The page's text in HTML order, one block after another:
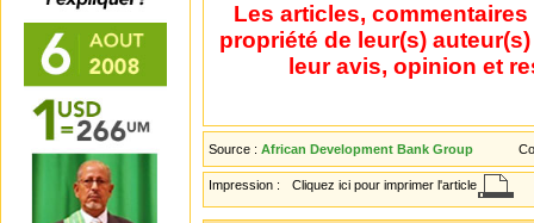
Les articles,
propriété de leur(s)
leur avis, opinion et
Source : African Development Bank Group
Impression : Cliquez ici pour imprimer l'article